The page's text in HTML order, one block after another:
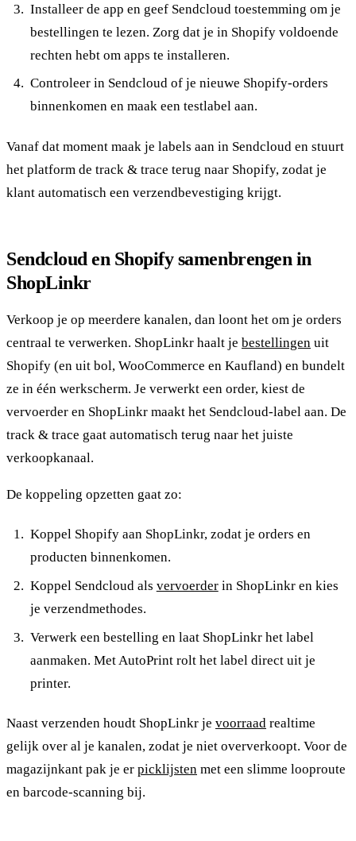
Installeer de app en geef Sendcloud toestemming om je
bestellingen te lezen. Zorg dat je in Shopify voldoende
rechten hebt om apps te installeren.
Controleer in Sendcloud of je nieuwe Shopify-orders
binnenkomen en maak een testlabel aan.
Vanaf dat moment maak je labels aan in Sendcloud en stuurt
het platform de track & trace terug naar Shopify, zodat je
klant automatisch een verzendbevestiging krijgt.
Sendcloud en Shopify samenbrengen in
ShopLinkr
Verkoop je op meerdere kanalen, dan loont het om je orders
centraal te verwerken. ShopLinkr haalt je bestellingen uit
Shopify (en uit bol, WooCommerce en Kaufland) en bundelt
ze in één werkscherm. Je verwerkt een order, kiest de
vervoerder en ShopLinkr maakt het Sendcloud-label aan. De
track & trace gaat automatisch terug naar het juiste
verkoopkanaal.
De koppeling opzetten gaat zo:
Koppel Shopify aan ShopLinkr, zodat je orders en
producten binnenkomen.
Koppel Sendcloud als vervoerderin ShopLinkr en kies
je verzendmethodes.
Verwerk een bestelling en laat ShopLinkr het label
aanmaken. Met AutoPrint rolt het label direct uit je
printer.
Naast verzenden houdt ShopLinkr je voorraad realtime
gelijk over al je kanalen, zodat je niet oververkoopt. Voor de
magazijnkant pak je er picklijsten met een slimme looproute
en barcode-scanning bij.